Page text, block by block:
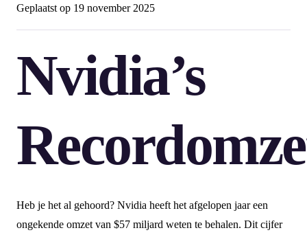
Geplaatst op 19 november 2025
Nvidia’s
Heb je het al gehoord? Nvidia heeft het afgelopen jaar een
ongekende omzet van $57 miljard weten te behalen. Dit cijfer